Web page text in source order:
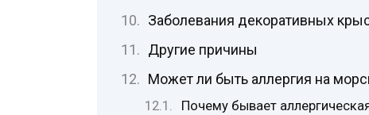
Заболевания декоративных
Другие причины
Может ли быть аллергия на
Почему бывает